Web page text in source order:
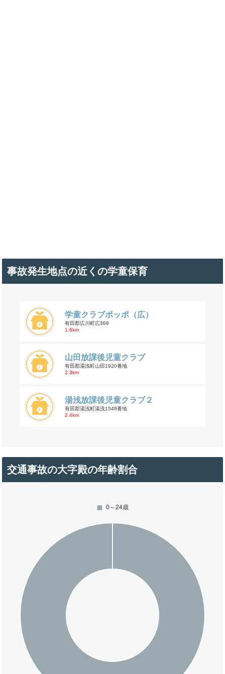
事故発生地点の近くの学童保育
学童クラブポッポ（広）
有田郡広川町広369
1.6km
山田放課後児童クラブ
有田郡湯浅町山田1920番地
2.3km
湯浅放課後児童クラブ２
有田郡湯浅町湯浅1546番地
2.4km
交通事故の大字殿の年齢割合